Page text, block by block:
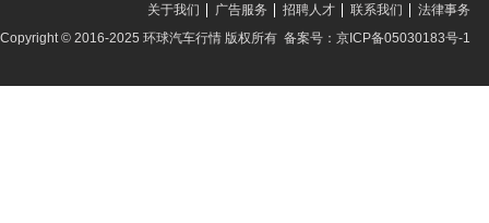
法律事务
联系我们
招聘人才
广告服务
关于我们
Copyright © 2016-2025 环球汽车行情 版权所有 备案号：京ICP备05030183号-1